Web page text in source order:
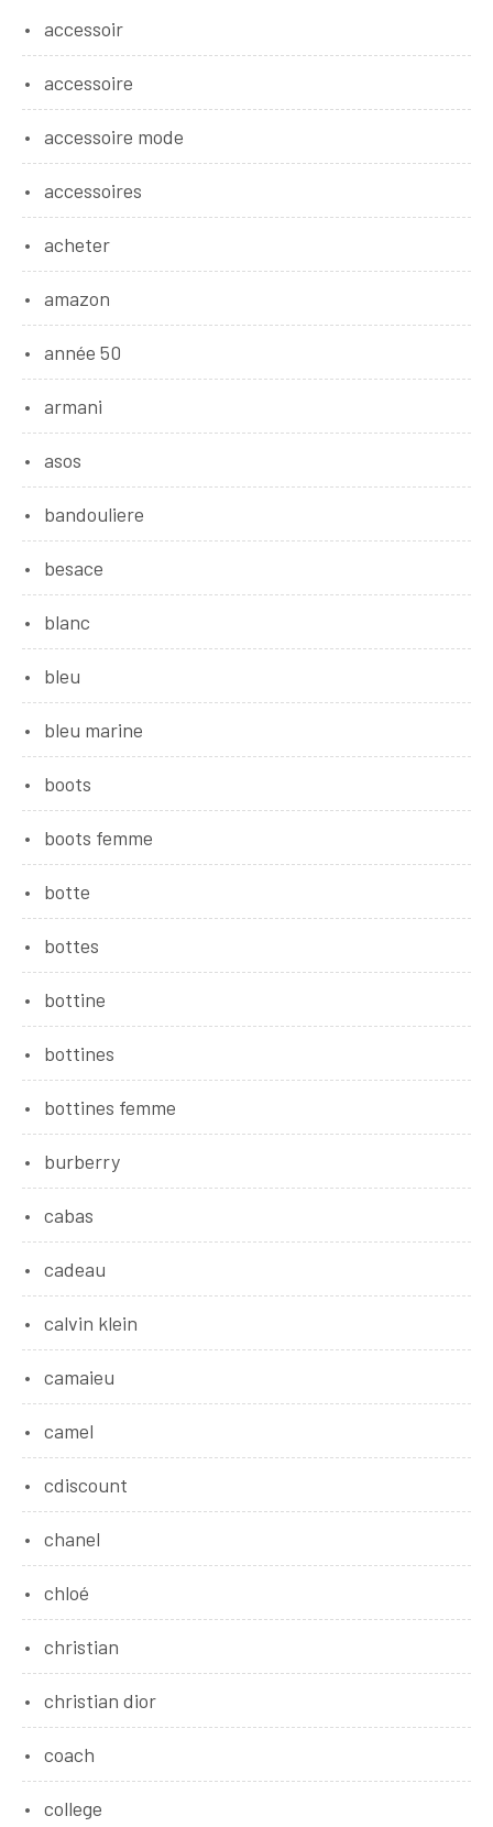
accessoir
accessoire
accessoire mode
accessoires
acheter
amazon
année 50
armani
asos
bandouliere
besace
blanc
bleu
bleu marine
boots
boots femme
botte
bottes
bottine
bottines
bottines femme
burberry
cabas
cadeau
calvin klein
camaieu
camel
cdiscount
chanel
chloé
christian
christian dior
coach
college